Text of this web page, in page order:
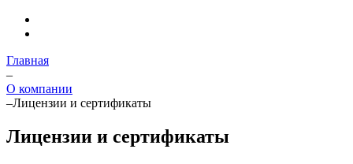
Главная
–
О компании
–Лицензии и сертификаты
Лицензии и сертификаты